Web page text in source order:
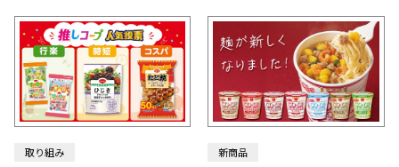
取り組み 新商品